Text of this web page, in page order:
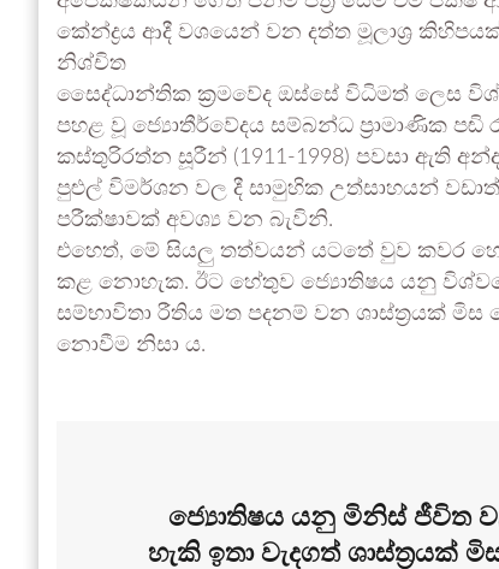
කේන්ද්‍රය ආදී වශයෙන් වන දත්ත මූලාශ්‍ර
නිශ්චිත
සෛද්ධාන්තික ක්‍රමවේද ඔස්සේ විධිමත් ලෙස
පහළ වූ ජ්‍යොතීර්වේදය සම්බන්ධ ප්‍රාමාණික පඬි
කස්තුරිරත්න සූරීන් (1911-1998) පවසා ඇති
පුළුල් විමර්ශන වල දී සාමුහික උත්සාහයන්
පරීක්ෂාවක් අවශ්‍ය වන බැවිනි.
එහෙත්, මේ සියලු තත්වයන් යටතේ වුව කවර
කළ නොහැක. ඊට හේතුව ජ්‍යොතිෂය යනු
සම්භාවිතා රීතිය මත පදනම් වන ශාස්ත්‍රයක් මිස
නොවීම නිසා ය.
ජ්‍යොතිෂය යනු මිනිස් ජීවිත
හැකි ඉතා වැදගත් ශාස්ත්‍රයක්